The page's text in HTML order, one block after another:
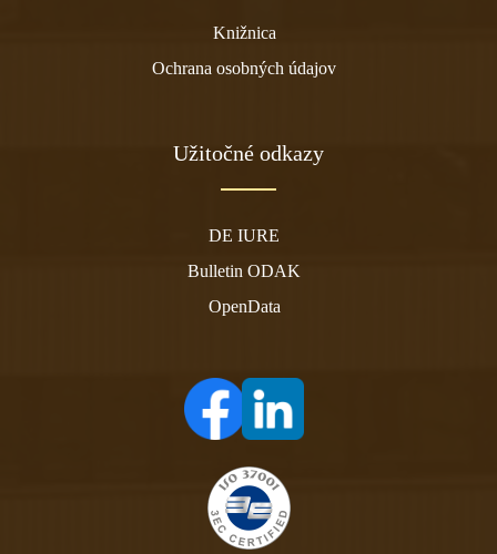
Knižnica
Ochrana osobných údajov
Užitočné odkazy
DE IURE
Bulletin ODAK
OpenData
(otvára sa v novom tabe)
(otvára sa v novom tabe)